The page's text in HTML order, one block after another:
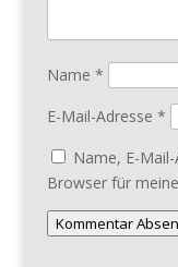
Name *
E-Mail-Adresse *
Name, E-
Browser für
Kommentar